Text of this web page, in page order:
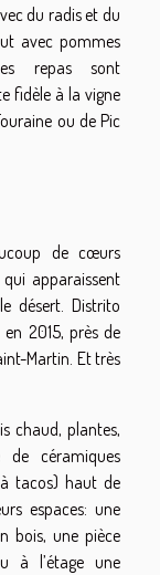
du radis et du
avec pommes
repas sont
fidèle à la vigne
ou de Pic
de cœurs
apparaissent
désert. Distrito
2015, près de
Martin. Et très
chaud, plantes,
céramiques
tacos) haut de
espaces: une
bois, une pièce
à l’étage une